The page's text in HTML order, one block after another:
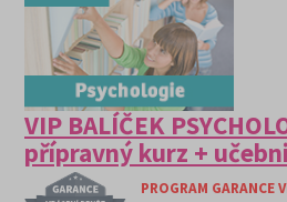
VIP BALÍČEK
přípravný kurz +
PROGRAM GARANCE